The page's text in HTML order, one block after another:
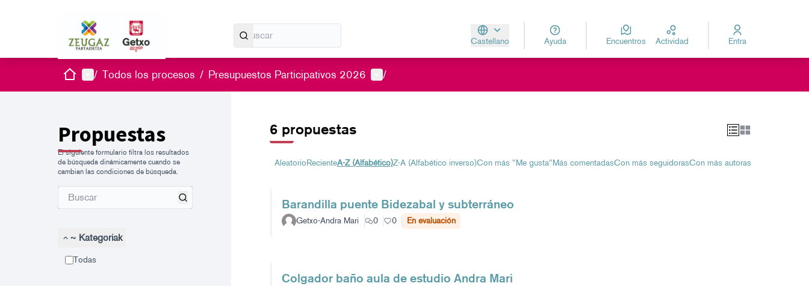
Castellano
Aukeratu hizkuntzaElegir el idioma
Ayuda Encuentros Actividad Entra
InicioMenú principal
/ Todos los procesos / Presupuestos Participativos 2026 Menú de usuario
/
Propuestas
El siguiente formulario filtra los resultados
de búsqueda dinámicamente cuando se
cambian las condiciones de búsqueda.
~ Kategoriak
Todas
6 propuestas
AleatorioRecienteA-Z (Alfabético)Z-A (Alfabético inverso)Con más "Me gusta"Más comentadasCon más seguidorasCon más autoras
Barandilla puente Bidezabal y subterráneo
Getxo-Andra Mari 0 0 En evaluación
Colgador baño aula de estudio Andra Mari